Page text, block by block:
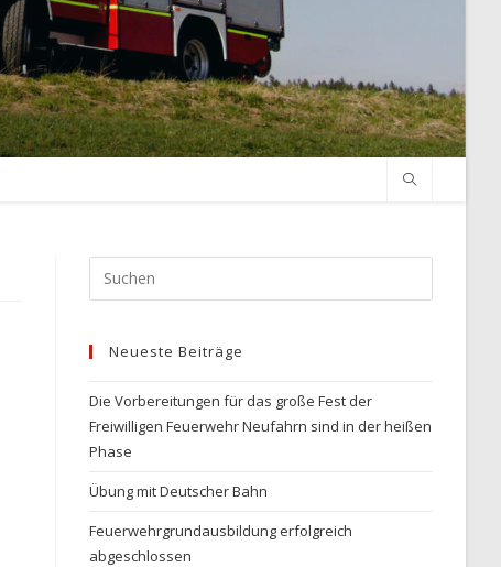
Neueste Beiträge
Die Vorbereitungen für das große Fest der
Freiwilligen Feuerwehr Neufahrn sind in der heißen
Phase
Übung mit Deutscher Bahn
Feuerwehrgrundausbildung erfolgreich
abgeschlossen